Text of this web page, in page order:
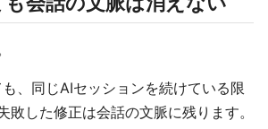
、同じAIセッションを続けている限
敗した修正は会話の文脈に残ります。